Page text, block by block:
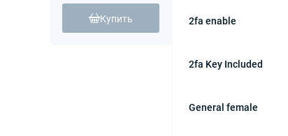
Купить 2fa enable
2fa Key Included
General female